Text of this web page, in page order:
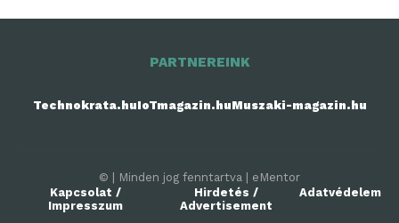
PARTNEREINK
Technokrata.huIoTmagazin.huMuszaki-magazin.hu
© | Minden jog fenntartva | eMentor
Kapcsolat /
Impresszum
Hirdetés /
Advertisement
Adatvédelem